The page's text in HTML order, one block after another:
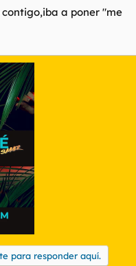
a poner "me
para responder aquí.